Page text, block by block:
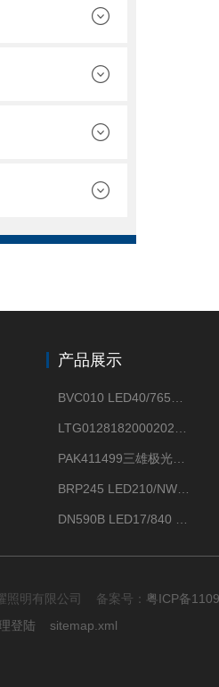
产品展示
照明有限公司 备案号： 粤ICP备
登陆 sitemap.xml